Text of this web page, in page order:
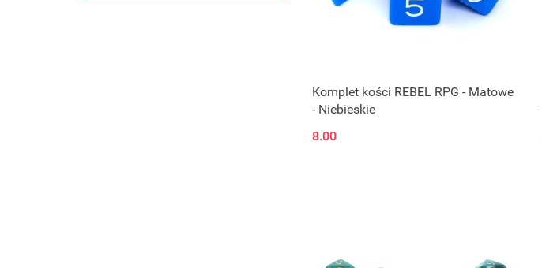
Komplet kości REBEL RPG - Matowe
- Niebieskie
8.00